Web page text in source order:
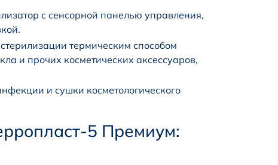
с сенсорной панелью управления,
термическим способом
и прочих косметических аксессуаров,
и сушки косметологического
5 Премиум: